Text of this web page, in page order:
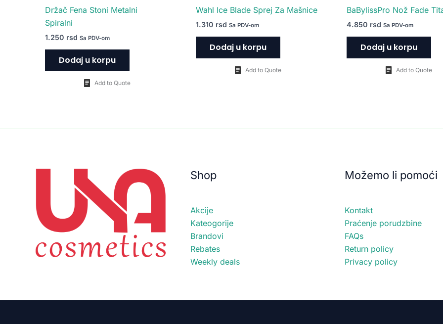
Držač Fena Stoni Metalni
Spiralni
1.250 rsd Sa PDV-om
Dodaj u korpu
Add to Quote
Wahl Ice Blade Sprej Za Mašnice
1.310 rsd Sa PDV-om
Dodaj u korpu
Add to Quote
BaBylissPro Nož Fade
4.850 rsd Sa PDV-om
Dodaj u korpu
Add to Quote
Shop
Akcije
Kateogorije
Brandovi
Rebates
Weekly deals
Možemo li pomoći
Kontakt
Praćenje porudzbine
FAQs
Return policy
Privacy policy